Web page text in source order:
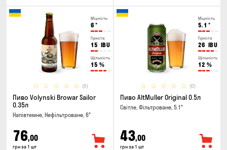
Міцність
6 °
Гіркота
15 IBU
Щільність
15 %
(0)
Пиво Volynski Browar Sailor
0.35л
Напівтемне, Нефільтроване, 6°
76,00
грн за 1 шт
Міцність
5.1 °
Гіркота
26 IBU
Щільність
12 %
(0)
Пиво AltMuller Original 0.5л
Світле, Фільтроване, 5.1°
43,00
грн за 1 шт